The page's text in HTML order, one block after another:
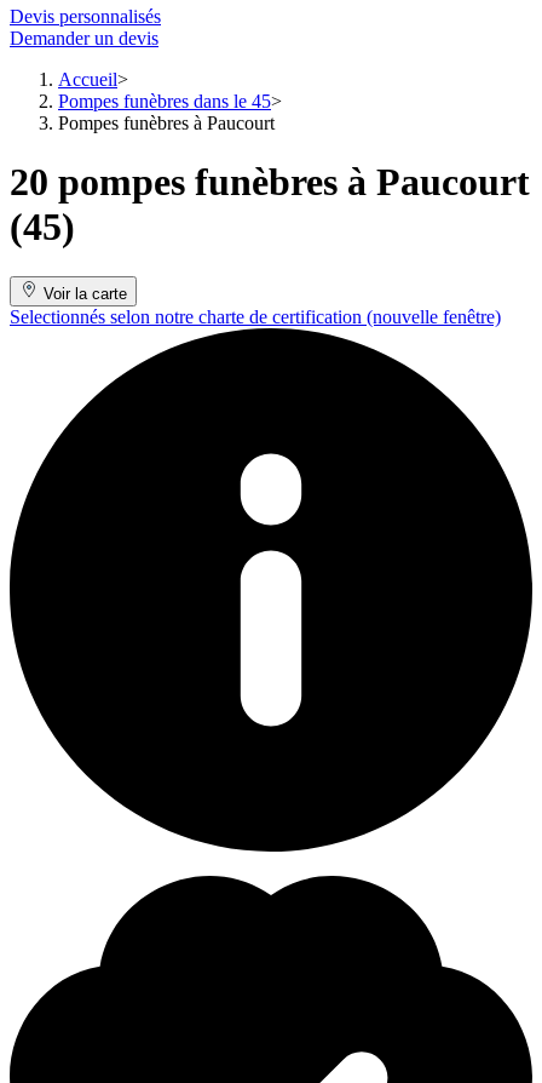
Devis personnalisés
Demander un devis
Accueil
Pompes funèbres dans le 45
Pompes funèbres à Paucourt
20 pompes funèbres à Paucourt
(45)
Voir la carte
Selectionnés selon notre charte de certification (nouvelle fenêtre)